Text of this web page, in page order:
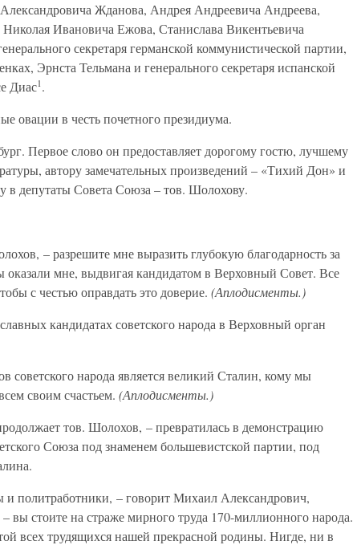
Жданова, Андрея Андреевича Андреева,
Ивановича Ежова, Станислава Викентьевича
секретаря германской коммунистической партии,
Эрнста Тельмана и генерального секретаря испанской
Диас1.
овации в честь почетного президиума.
Первое слово он предоставляет дорогому гостю, лучшему
автору замечательных произведений – «Тихий Дон» и
в депутаты Совета Союза – тов. Шолохову.
– разрешите мне выразить глубокую благодарность за
оказали мне, выдвигая кандидатом в Верховный Совет. Все
с честью оправдать это доверие. (Аплодисменты.)
кандидатах советского народа в Верховный орган
советского народа является великий Сталин, кому мы
своим счастьем. (Аплодисменты.)
тов. Шолохов, – превратилась в демонстрацию
Союза под знаменем большевистской партии, под
политработники, – говорит Михаил Александрович,
вы стоите на страже мирного труда 170-миллионного народа.
всех трудящихся нашей прекрасной родины. Нигде, ни в